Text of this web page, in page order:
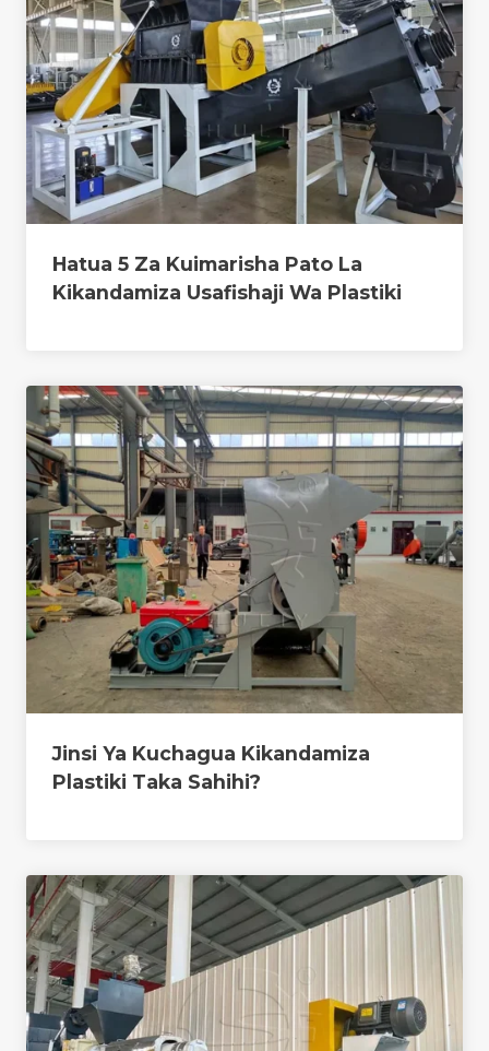
Hatua 5 Za Kuimarisha Pato La
Kikandamiza Usafishaji Wa Plastiki
Jinsi Ya Kuchagua Kikandamiza
Plastiki Taka Sahihi?